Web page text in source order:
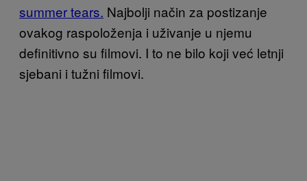
summer tears. Najbolji način za postizanje
ovakog raspoloženja i uživanje u njemu
definitivno su filmovi. I to ne bilo koji već letnji
sjebani i tužni filmovi.